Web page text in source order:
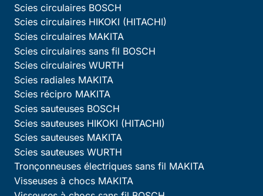
Scies circulaires BOSCH
Scies circulaires HIKOKI (HITACHI)
Scies circulaires MAKITA
Scies circulaires sans fil BOSCH
Scies circulaires WURTH
Scies radiales MAKITA
Scies récipro MAKITA
Scies sauteuses BOSCH
Scies sauteuses HIKOKI (HITACHI)
Scies sauteuses MAKITA
Scies sauteuses WURTH
Tronçonneuses électriques sans fil MAKITA
Visseuses à chocs MAKITA